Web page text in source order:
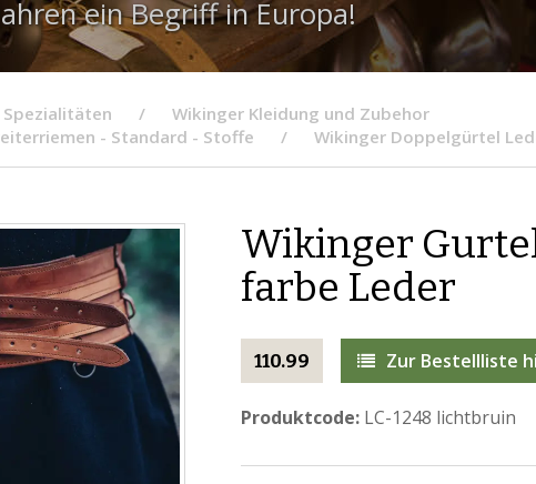
ein Begriff in Europa!
Wikinger Kleidung und Zubehor
- Standard - Stoffe
Wikinger Doppelgürtel
Wikinger
farbe Leder
110.99 Zur Bestellliste
Produktcode:LC-1248 lichtbruin